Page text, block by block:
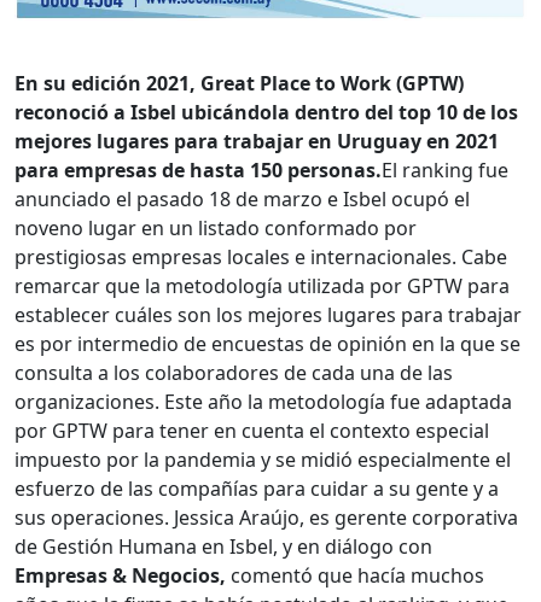
En su edición 2021, Great Place to Work (GPTW)
reconoció a Isbel ubicándola dentro del top 10 de los
mejores lugares para trabajar en Uruguay en 2021
para empresas de hasta 150 personas.El ranking fue
anunciado el pasado 18 de marzo e Isbel ocupó el
noveno lugar en un listado conformado por
prestigiosas empresas locales e internacionales. Cabe
remarcar que la metodología utilizada por GPTW para
establecer cuáles son los mejores lugares para trabajar
es por intermedio de encuestas de opinión en la que se
consulta a los colaboradores de cada una de las
organizaciones. Este año la metodología fue adaptada
por GPTW para tener en cuenta el contexto especial
impuesto por la pandemia y se midió especialmente el
esfuerzo de las compañías para cuidar a su gente y a
sus operaciones. Jessica Araújo, es gerente corporativa
de Gestión Humana en Isbel, y en diálogo con
Empresas & Negocios, comentó que hacía muchos